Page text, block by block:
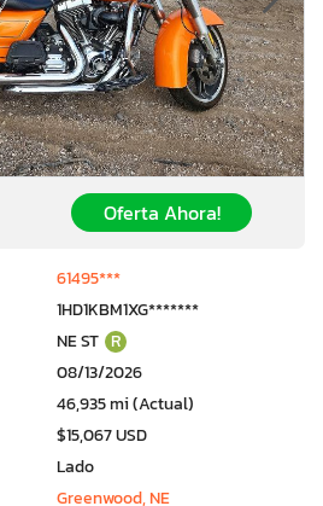
Oferta Ahora!
61495***
1HD1KBM1XG*******
NE ST R
08/13/2026
46,935 mi (Actual)
$15,067 USD
Lado
Greenwood, NE